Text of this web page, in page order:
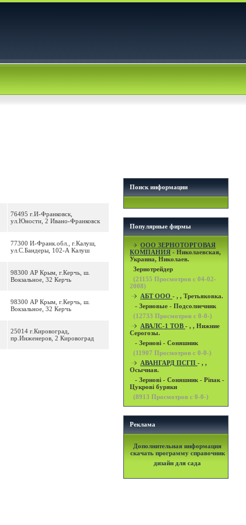
76495 г.И-Франковск,
ул.Юности, 2 Ивано-Франковск
77300 И-Франк.обл., г.Калуш,
ул.С.Бандеры, 102-А Калуш
98300 АР Крым, г.Керчь, ш.
Вокзальное, 32 Керчь
98300 АР Крым, г.Керчь, ш.
Вокзальное, 32 Керчь
25014 г.Кировоград,
пр.Инженеров, 2 Кировоград
Поиск информации
Популярные фирмы
OOO ЗЕРНОТОРГОВАЯ
КОМПАНИЯ - Николаевская,
Украина, Николаев.
Зернотрейдер
(21155 Просмотров с 04-02-
2008)
АБТ ООО - , , Третьяковка.
- Зерновые - Подсолнечник
(12733 Просмотров с 0-0-)
АВАЛС-1 ТОВ - , , Нижние
Серогозы.
- Зернові - Соняшник
(11907 Просмотров с 0-0-)
АВАНГАРД ПСГП - , ,
Осычная.
- Зернові - Соняшник - Ріпак -
Цукрові буряки
(8913 Просмотров с 0-0-)
Реклама
Дополнительная информация
скачать программу справочник
дизайн для сада